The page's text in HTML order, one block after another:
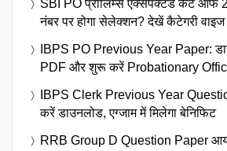
SBI PO प्रीलिम्स एक्सपेक्टेड कट ऑफ
नंबर पर होगा सेलेक्शन? देखें कैटेगरी
IBPS PO Previous Year Paper:
PDF और शुरू करें Probationary
IBPS Clerk Previous Year
करें डाउनलोड, एग्जाम में मिलेगा बेनिफिट
RRB Group D Question Paper